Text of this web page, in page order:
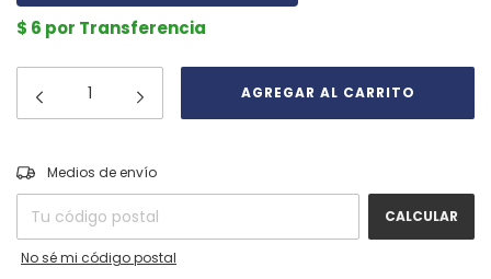
$ 6 por Transferencia
Entregas para el CP:
Medios de envío
CALCULAR
No sé mi código postal